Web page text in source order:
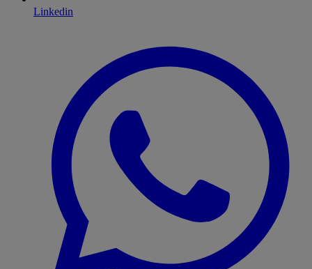
Linkedin